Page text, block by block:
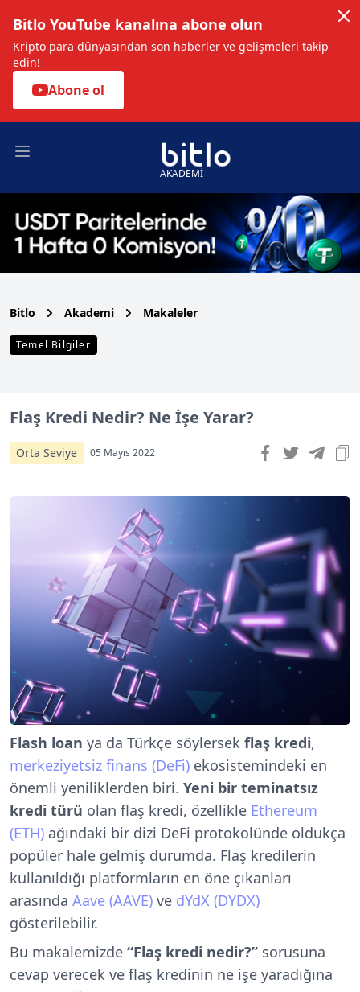
Bitlo YouTube kanalına abone olun
Kripto para dünyasından son haberler ve gelişmeleri takip
edin!
Abone ol
Open main menu
AKADEMİ
Bitlo Akademi Makaleler
Temel Bilgiler
Flaş Kredi Nedir? Ne İşe Yarar?
Orta Seviye 05 Mayıs 2022
Flash loan ya da Türkçe söylersek flaş kredi,
merkeziyetsiz finans (DeFi) ekosistemindeki en
önemli yeniliklerden biri. Yeni bir teminatsız
kredi türü olan flaş kredi, özellikle Ethereum
(ETH) ağındaki bir dizi DeFi protokolünde oldukça
popüler hale gelmiş durumda. Flaş kredilerin
kullanıldığı platformların en öne çıkanları
arasında Aave (AAVE) ve dYdX (DYDX)
gösterilebilir.
Bu makalemizde “Flaş kredi nedir?” sorusuna
cevap verecek ve flaş kredinin ne işe yaradığına